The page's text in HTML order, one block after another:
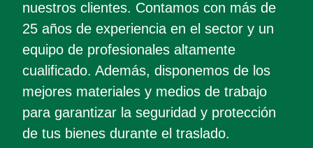
nuestros clientes. Contamos con más de
25 años de experiencia en el sector y un
equipo de profesionales altamente
cualificado. Además, disponemos de los
mejores materiales y medios de trabajo
para garantizar la seguridad y protección
de tus bienes durante el traslado.